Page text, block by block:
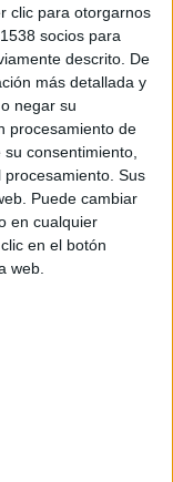
clic para otorgarnos
socios para
descrito. De
más detallada y
negar su
procesamiento de
consentimiento,
Sus
Puede cambiar
en cualquier
en el botón
web.
de Lino escalera, que
este realizador
Lechera o Junta de
a Didier Kerbrat,
la moda y belleza. este
los otros dos
publicitario